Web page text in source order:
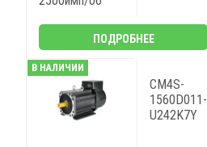
ПОДРОБНЕЕ
В НАЛИЧИИ
CM4S-
1560D011-
U242K7Y